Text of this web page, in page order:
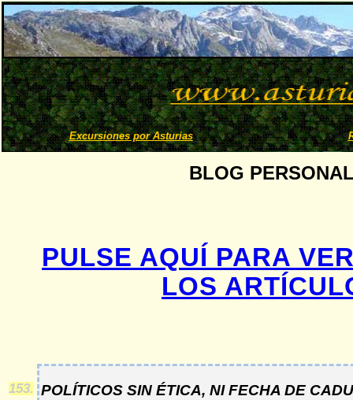
Excursiones por Asturias
BLOG
PULSE AQUÍ PARA
LOS
153. POLÍTICOS SIN ÉTICA, NI FECHA DE